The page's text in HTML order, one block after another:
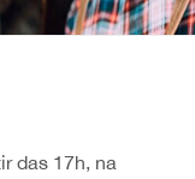
das 17h, na